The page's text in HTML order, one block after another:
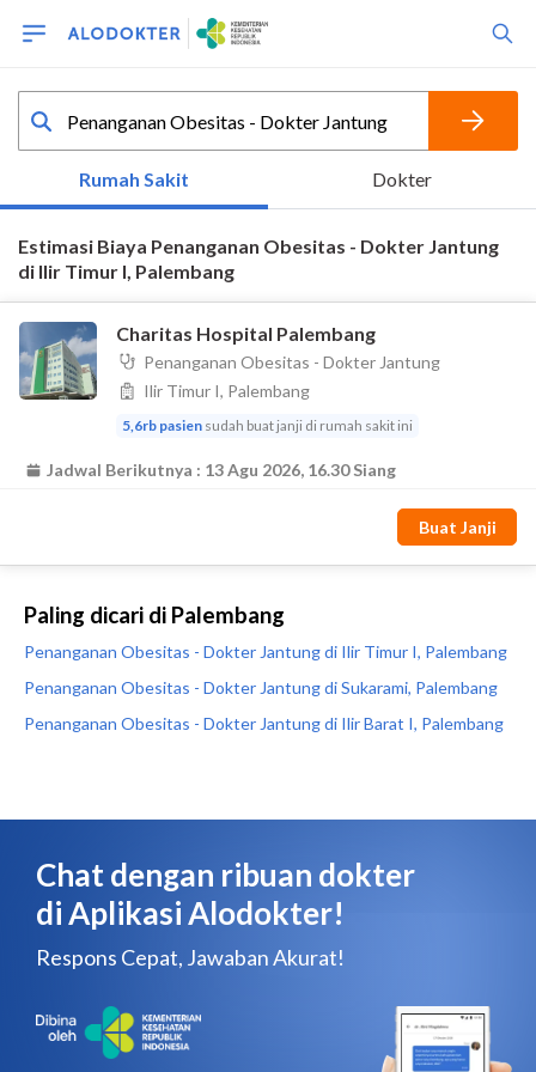
Paling dicari di Palembang
Penanganan Obesitas - Dokter Jantung di Ilir Timur I, Palembang
Penanganan Obesitas - Dokter Jantung di Sukarami, Palembang
Penanganan Obesitas - Dokter Jantung di Ilir Barat I, Palembang